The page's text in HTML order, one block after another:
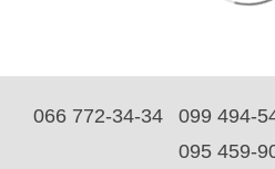
066 772-34-34 099 494-
095 459-